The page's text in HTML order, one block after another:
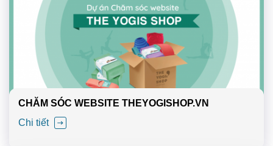
CHĂM SÓC WEBSITE THEYOGISHOP.VN
Chi tiết